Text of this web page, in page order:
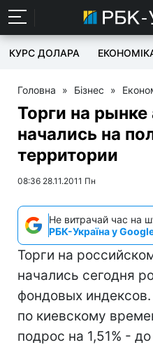
КУРС ДОЛАРА
Головна » Бізнес »
Торги на
начались на
территории
08:36 28.11.2011 Пн
Не витрачай час на
РБК-Україна у
Торги на
начались сегодня
фондовых
по киевскому
подрос на 1,51% -